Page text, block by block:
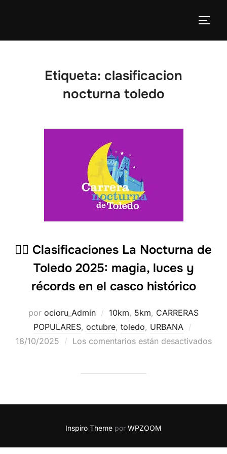
Etiqueta: clasificacion
nocturna toledo
🏃‍♂️ Clasificaciones La Nocturna de
Toledo 2025: magia, luces y
récords en el casco histórico
por ocioru_Admin 10km, 5km, CARRERAS
POPULARES, octubre, toledo, URBANA
18/10/2025
Los comentarios están desactivados
Inspiro Theme por WPZOOM